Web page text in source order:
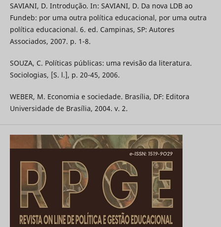
SAVIANI, D. Introdução. In: SAVIANI, D. Da nova LDB ao
Fundeb: por uma outra política educacional, por uma outra
política educacional. 6. ed. Campinas, SP: Autores
Associados, 2007. p. 1-8.
SOUZA, C. Políticas públicas: uma revisão da literatura.
Sociologias, [S. l.], p. 20-45, 2006.
WEBER, M. Economia e sociedade. Brasília, DF: Editora
Universidade de Brasília, 2004. v. 2.